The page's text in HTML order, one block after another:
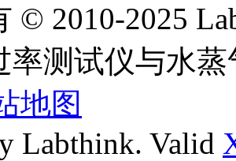
© 2010-2025
率测试仪与水
地图
Labthink. Valid